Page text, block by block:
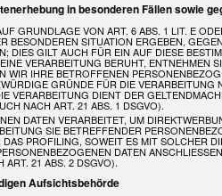
in besonderen Fällen sowie
GRUNDLAGE VON ART. 6 ABS. 1 LIT. E
BESONDEREN SITUATION ERGEBEN,
DIES GILT AUCH FÜR EIN AUF DIESE
VERARBEITUNG BERUHT, ENTNEHMEN
WIR IHRE BETROFFENEN
GRÜNDE FÜR DIE VERARBEITUNG
VERARBEITUNG DIENT DER
NACH ART. 21 ABS. 1 DSGVO).
DATEN VERARBEITET, UM
SIE BETREFFENDER
PROFILING, SOWEIT ES MIT SOLCHER
DATEN
ART. 21 ABS. 2 DSGVO).
Aufsichtsbehörde